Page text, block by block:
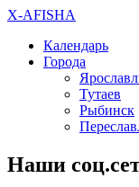
X-AFISHA
Календарь
Города
Тутаев
Рыбинск
Наши